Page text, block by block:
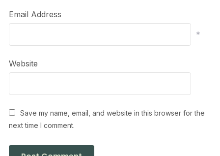
Email Address
*
Website
Save my name, email, and website in this browser for the
next time I comment.